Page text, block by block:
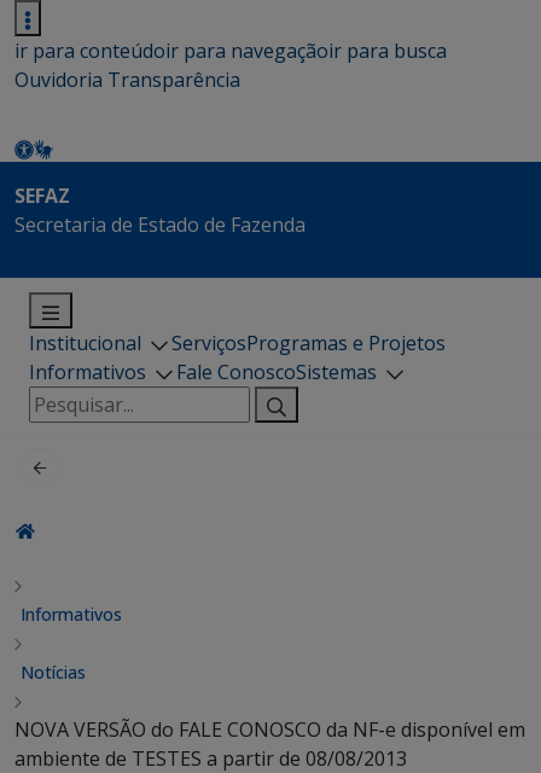
ir para conteúdoir para navegaçãoir para busca
Ouvidoria Transparência
SEFAZ
Secretaria de Estado de Fazenda
Institucional ServiçosProgramas e Projetos
Informativos
Fale ConoscoSistemas
Pesquisar
por:
Informativos
Notícias
NOVA VERSÃO do FALE CONOSCO da NF-e disponível em
ambiente de TESTES a partir de 08/08/2013